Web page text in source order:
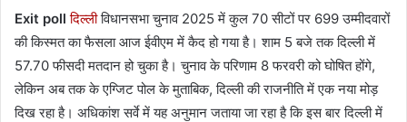
Exit poll दिल्लीविधानसभा चुनाव 2025 में कुल 70 सीटों पर 699 उम्मीदवारों
की किस्मत का फैसला आज ईवीएम में कैद हो गया है। शाम 5 बजे तक दिल्ली में
57.70 फीसदी मतदान हो चुका है। चुनाव के परिणाम 8 फरवरी को घोषित होंगे,
लेकिन अब तक के एग्जिट पोल के मुताबिक, दिल्ली की राजनीति में एक नया मोड़
दिख रहा है। अधिकांश सर्वे में यह अनुमान जताया जा रहा है कि इस बार दिल्ली में